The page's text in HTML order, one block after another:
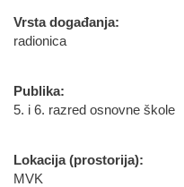
Vrsta događanja:
radionica
Publika:
5. i 6. razred osnovne škole
Lokacija (prostorija):
MVK